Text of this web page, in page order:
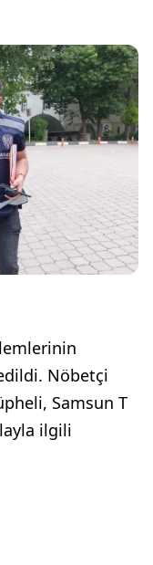
Nöbetçi
Samsun T
ilgili